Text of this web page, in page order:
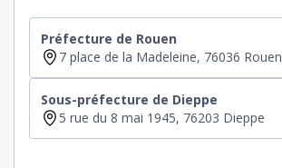
Préfecture de Rouen
7 place de la Madeleine, 76036 Rouen
Sous-préfecture de Dieppe
5 rue du 8 mai 1945, 76203 Dieppe